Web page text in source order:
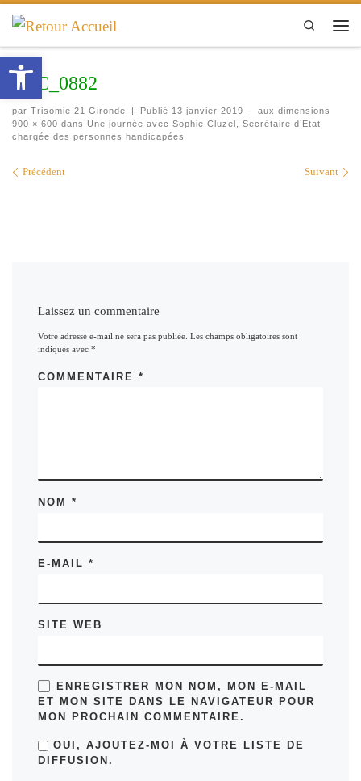
Passer au contenu
Search
DSC_0882
par Trisomie 21 Gironde | Publié 13 janvier 2019 -
aux dimensions
900 × 600 dans Une journée avec Sophie Cluzel, Secrétaire d’Etat
chargée des personnes handicapées
Navigation des images
Précédent Suivant
Laissez un commentaire
Votre adresse e-mail ne sera pas publiée. Les champs obligatoires sont
indiqués avec*
COMMENTAIRE*
NOM*
E-MAIL*
SITE WEB
ENREGISTRER MON NOM, MON E-MAIL
ET MON SITE DANS LE NAVIGATEUR POUR
MON PROCHAIN COMMENTAIRE.
OUI, AJOUTEZ-MOI À VOTRE LISTE DE
DIFFUSION.
Ouvrir la barre d’outils